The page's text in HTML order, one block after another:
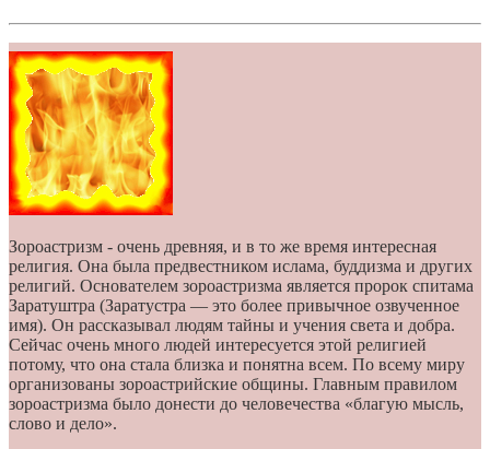
Зороастризм - очень древняя, и в то же время интересная
религия. Она была предвестником ислама, буддизма и других
религий. Основателем зороастризма является пророк спитама
Заратуштра (Заратустра — это более привычное озвученное
имя). Он рассказывал людям тайны и учения света и добра.
Сейчас очень много людей интересуется этой религией
потому, что она стала близка и понятна всем. По всему миру
организованы зороастрийские общины. Главным правилом
зороастризма было донести до человечества «благую мысль,
слово и дело».